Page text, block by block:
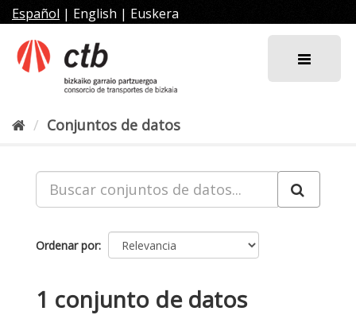
al
contenido
Español | English | Euskera
Conjuntos de datos
Ordenar por
1 conjunto de datos